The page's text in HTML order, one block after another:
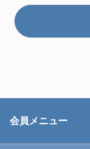
会員メニュー